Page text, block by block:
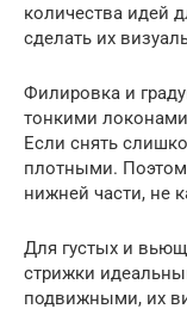
количества идей
сделать их
Филировка и
тонкими
Если снять
плотными.
нижней части, не
Для густых и
стрижки
подвижными, их